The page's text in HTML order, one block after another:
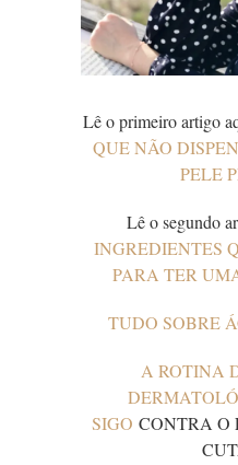
Lê o primeiro artigo
QUE NÃO
PELE
Lê o segundo
INGREDIENTES
PARA TER
TUDO SOBRE
A ROTINA
SIGO CONTRA O